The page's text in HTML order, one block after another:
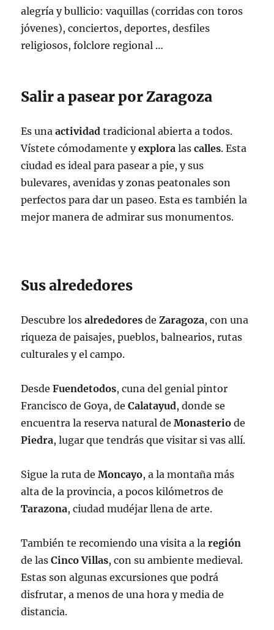
alegría y bullicio: vaquillas (corridas con toros
jóvenes), conciertos, deportes, desfiles
religiosos, folclore regional …
Salir a pasear por Zaragoza
Es unaactividad tradicional abierta a todos.
Vístete cómodamente yexplora lascalles. Esta
ciudad es ideal para pasear a pie, y sus
bulevares, avenidas y zonas peatonales son
perfectos para dar un paseo. Esta es también la
mejor manera de admirar sus monumentos.
Sus alrededores
Descubre losalrededores deZaragoza, con una
riqueza de paisajes, pueblos, balnearios, rutas
culturales y el campo.
DesdeFuendetodos, cuna del genial pintor
Francisco de Goya, deCalatayud, donde se
encuentra la reserva natural deMonasterio de
Piedra, lugar que tendrás que visitar si vas allí.
Sigue la ruta deMoncayo, a la montaña más
alta de la provincia, a pocos kilómetros de
Tarazona, ciudad mudéjar llena de arte.
También te recomiendo una visita a laregión
de lasCinco Villas, con su ambiente medieval.
Estas son algunas excursiones que podrá
disfrutar, a menos de una hora y media de
distancia.